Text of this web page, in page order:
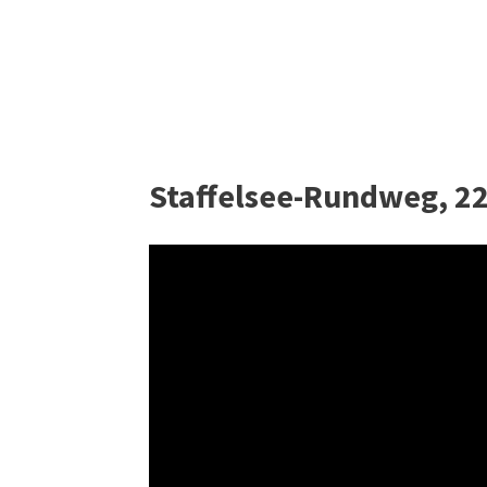
Staffelsee-Rundweg,